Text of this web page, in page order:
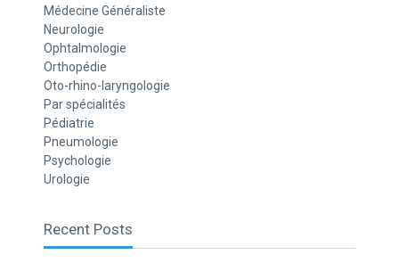
Médecine Généraliste
Neurologie
Ophtalmologie
Orthopédie
Oto-rhino-laryngologie
Par spécialités
Pédiatrie
Pneumologie
Psychologie
Urologie
Recent Posts